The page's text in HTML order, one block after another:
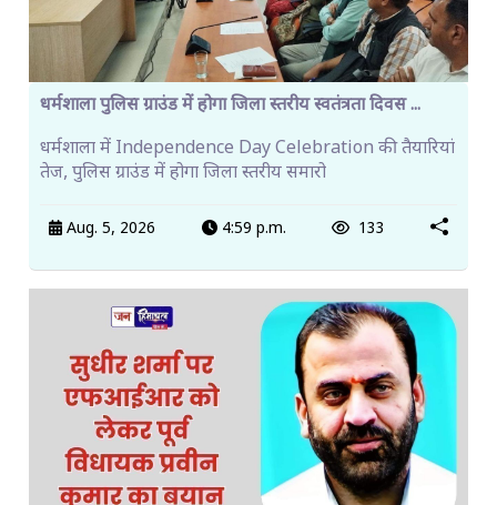
धर्मशाला पुलिस ग्राउंड में होगा जिला स्तरीय स्वतंत्रता दिवस ...
धर्मशाला में Independence Day Celebration की तैयारियां
तेज, पुलिस ग्राउंड में होगा जिला स्तरीय समारो
Aug. 5, 2026 4:59 p.m. 133